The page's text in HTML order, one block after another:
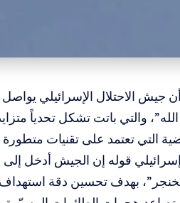
جيش الاحتلال الإسرائيلي
والتي باتت تشكل تحدياً
التي تعتمد على تقنيات متطورة
قوله إن الجيش أدخل إلى
بهدف تحسين دقة